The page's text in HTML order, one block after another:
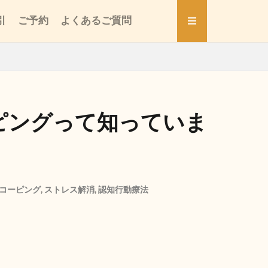
ご予約 よくあるご質問
グって知っていま
ーピング, ストレス解消, 認知行動療法